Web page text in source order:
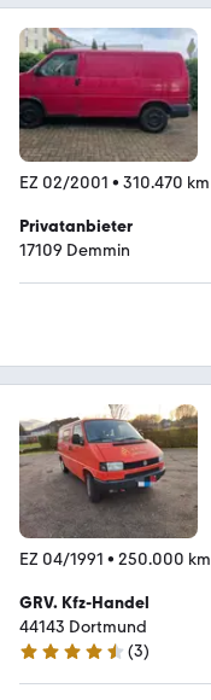
EZ 02/2001 • 310.470 km
Privatanbieter
17109 Demmin
EZ 04/1991 • 250.000 km
GRV. Kfz-Handel
44143 Dortmund
4.3 Sterne
(3)